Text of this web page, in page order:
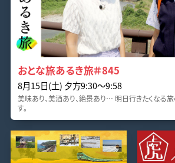
おとな旅あるき旅＃845
8月15日(土) 夕方9:30～9:58
美味あり、美酒あり、絶景あり… 明日行きたくなる
す。